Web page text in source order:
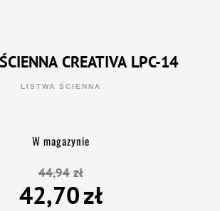
CREATIVA LPC-14
LISTWA ŚCIENNA
W magazynie
zł
42,70
zł
44,94